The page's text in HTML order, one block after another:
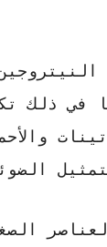
في ذلك